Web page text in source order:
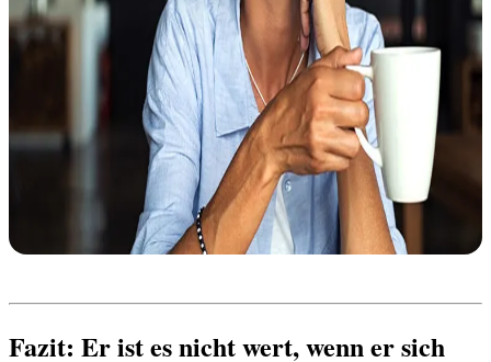
Fazit: Er ist es nicht wert, wenn er sich